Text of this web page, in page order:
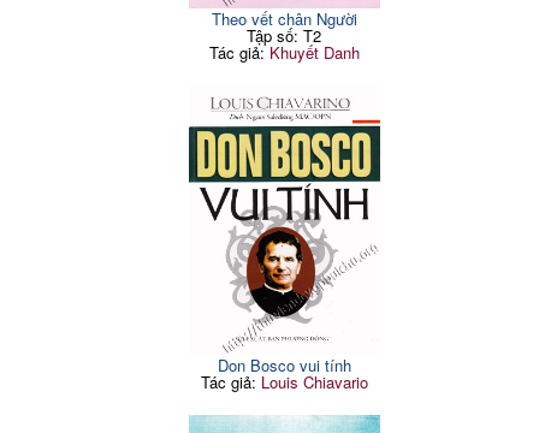
Theo vết chân Người
Tập số: T2
Tác giả: Khuyết Danh
Don Bosco vui tính
Tác giả: Louis Chiavario